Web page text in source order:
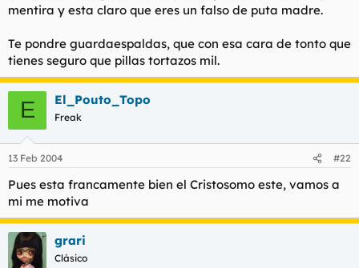
mentira y esta claro que eres un falso de puta madre.
Te pondre guardaespaldas, que con esa cara de tonto que
tienes seguro que pillas tortazos mil.
E El_Pouto_Topo
Freak
13 Feb 2004 #22
Pues esta francamente bien el Cristosomo este, vamos a
mi me motiva
grari
Clásico